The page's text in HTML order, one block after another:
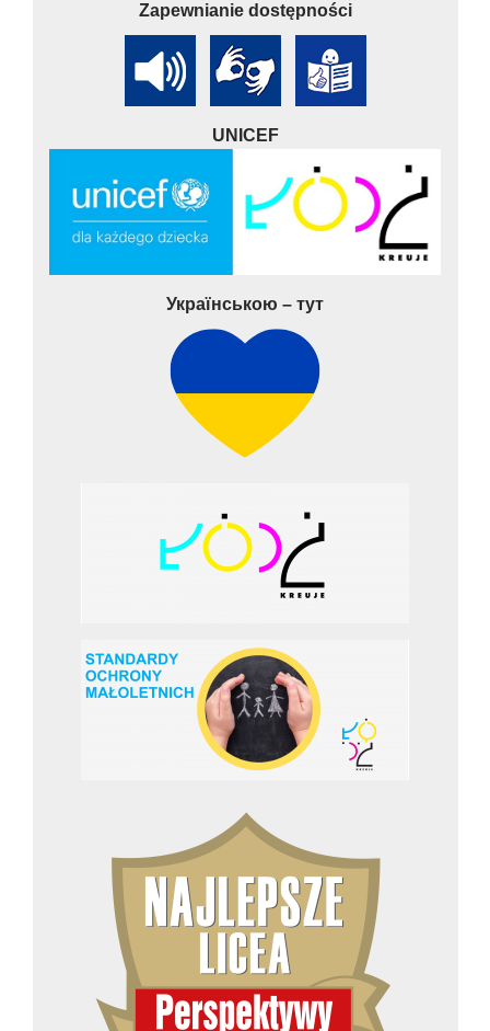
Zapewnianie dostępności
UNICEF
Українською – тут